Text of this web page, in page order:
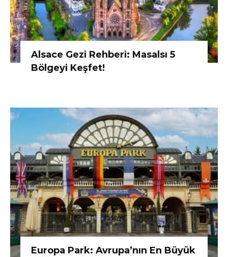
Alsace Gezi Rehberi: Masalsı 5
Bölgeyi Keşfet!
Europa Park: Avrupa’nın En Büyük